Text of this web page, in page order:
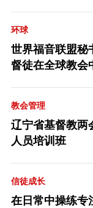
环球
世界福音联盟秘
督徒在全球教会
教会管理
辽宁省基督教两
人员培训班
信徒成长
在日常中操练专